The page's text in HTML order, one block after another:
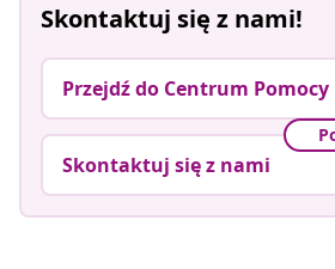
Skontaktuj się z nami!
Przejdź do Centrum Pomocy
Skontaktuj się z nami